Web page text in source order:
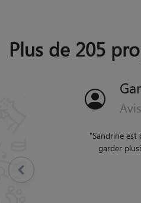
Plus de 205
Anaïs nous a
qui